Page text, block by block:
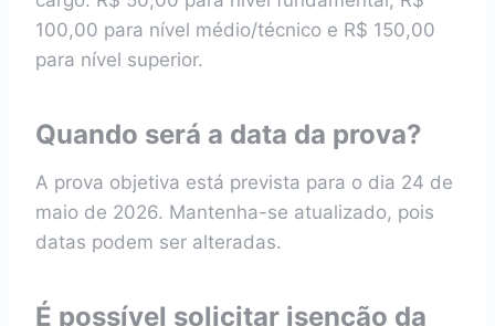
100,00 para nível médio/técnico e R$ 150,00
para nível superior.
Quando será a data da prova?
A prova objetiva está prevista para o dia 24 de
maio de 2026. Mantenha-se atualizado, pois
datas podem ser alteradas.
É possível solicitar isenção da